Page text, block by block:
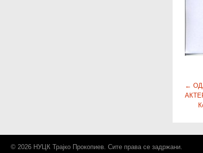
P
o
n
←
© 2026 НУЦК Трајко Прокопиев. Сите права се задржани.